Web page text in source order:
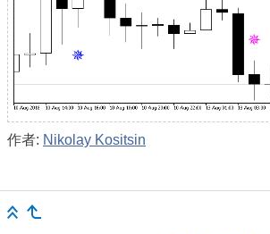
作者: Nikolay Kositsin